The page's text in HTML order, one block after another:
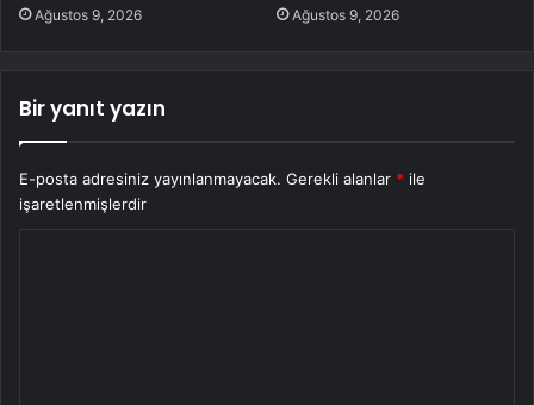
Ağustos 9, 2026 Ağustos 9, 2026
Bir yanıt yazın
E-posta adresiniz yayınlanmayacak. Gerekli alanlar * ile
işaretlenmişlerdir